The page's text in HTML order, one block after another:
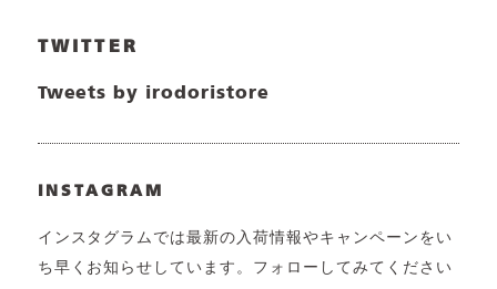
TWITTER
Tweets by irodoristore
INSTAGRAM
インスタグラムでは最新の入荷情報やキャンペーンをい
ち早くお知らせしています。フォローしてみてください